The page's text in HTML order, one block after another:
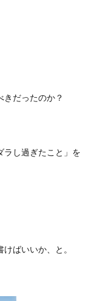
だったのか？
ラし過ぎたこと」を
けばいいか、と。